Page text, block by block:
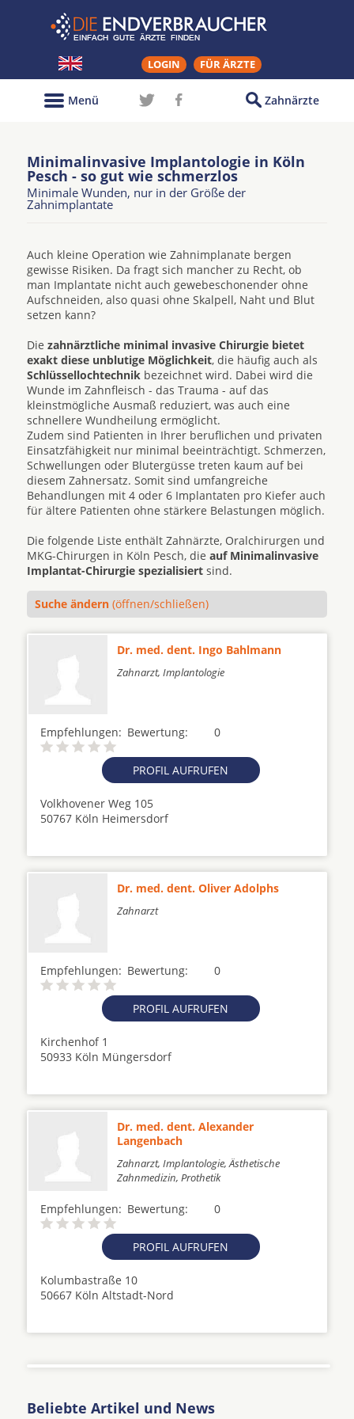
LOGIN FÜR ÄRZTE
Zahnärzte
Menü
Minimalinvasive Implantologie in Köln
Pesch - so gut wie schmerzlos
Minimale Wunden, nur in der Größe der
Zahnimplantate
Auch kleine Operation wie Zahnimplanate bergen
gewisse Risiken. Da fragt sich mancher zu Recht, ob
man Implantate nicht auch gewebeschonender ohne
Aufschneiden, also quasi ohne Skalpell, Naht und Blut
setzen kann?
Die zahnärztliche minimal invasive Chirurgie bietet
exakt diese unblutige Möglichkeit, die häufig auch als
Schlüssellochtechnik bezeichnet wird. Dabei wird die
Wunde im Zahnfleisch - das Trauma - auf das
kleinstmögliche Ausmaß reduziert, was auch eine
schnellere Wundheilung ermöglicht.
Zudem sind Patienten in Ihrer beruflichen und privaten
Einsatzfähigkeit nur minimal beeinträchtigt. Schmerzen,
Schwellungen oder Blutergüsse treten kaum auf bei
diesem Zahnersatz. Somit sind umfangreiche
Behandlungen mit 4 oder 6 Implantaten pro Kiefer auch
für ältere Patienten ohne stärkere Belastungen möglich.
Die folgende Liste enthält Zahnärzte, Oralchirurgen und
MKG-Chirurgen in Köln Pesch, die auf Minimalinvasive
Implantat-Chirurgie spezialisiert sind.
Suche ändern (öffnen/schließen)
Dr. med. dent. Ingo Bahlmann
Zahnarzt, Implantologie
Empfehlungen: 0
Bewertung:
PROFIL AUFRUFEN
Volkhovener Weg 105
50767 Köln Heimersdorf
Dr. med. dent. Oliver Adolphs
Zahnarzt
Empfehlungen: 0
Bewertung:
PROFIL AUFRUFEN
Kirchenhof 1
50933 Köln Müngersdorf
Dr. med. dent. Alexander
Langenbach
Zahnarzt, Implantologie, Ästhetische
Zahnmedizin, Prothetik
Empfehlungen: 0
Bewertung:
PROFIL AUFRUFEN
Kolumbastraße 10
50667 Köln Altstadt-Nord
Beliebte Artikel und News